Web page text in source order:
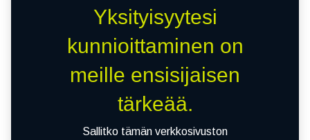
Yksityisyytesi
kunnioittaminen on
meille ensisijaisen
tärkeää.
Sallitko tämän verkkosivuston